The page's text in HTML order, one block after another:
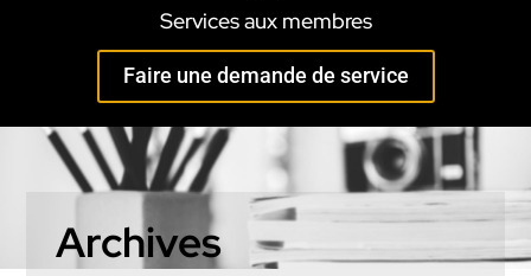
Services aux membres
Faire une demande de service
Archives